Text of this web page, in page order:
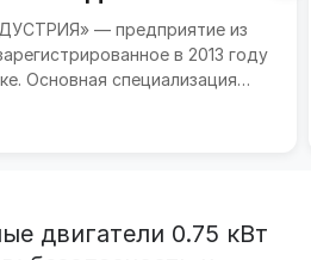
— предприятие из
в 2013 году
Основная специализация
двигатели 0.75 кВт